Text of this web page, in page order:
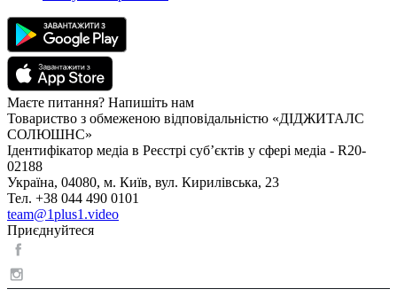
Маєте питання? Напишіть нам
Товариство з обмеженою відповідальністю «ДІДЖИТАЛС
СОЛЮШНС»
Ідентифікатор медіа в Реєстрі суб’єктів у сфері медіа - R20-
02188
Україна, 04080, м. Київ, вул. Кирилівська, 23
Тел. +38 044 490 0101
team@1plus1.video
Приєднуйтеся